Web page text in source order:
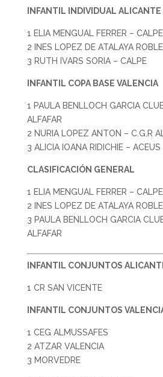
INFANTIL INDIVIDUAL ALICANTE
1 ELIA MENGUAL FERRER – CALPE
2 INES LOPEZ DE ATALAYA
3 RUTH IVARS SORIA – CALPE
INFANTIL COPA BASE VALENCIA
1 PAULA BENLLOCH GARCIA
ALFAFAR
2 NURIA LOPEZ ANTON – C.G.R
3 ALICIA IOANA RIDICHIE – ACEUS
CLASIFICACIÓN GENERAL
1 ELIA MENGUAL FERRER – CALPE
2 INES LOPEZ DE ATALAYA
3 PAULA BENLLOCH GARCIA
ALFAFAR
INFANTIL CONJUNTOS
1 CR SAN VICENTE
INFANTIL CONJUNTOS
1 CEG ALMUSSAFES
2 ATZAR VALENCIA
3 MORVEDRE